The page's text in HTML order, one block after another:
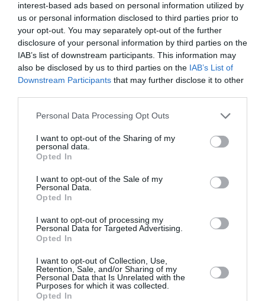
interest-based ads based on personal information utilized by
us or personal information disclosed to third parties prior to
your opt-out. You may separately opt-out of the further
disclosure of your personal information by third parties on the
IAB’s list of downstream participants. This information may
also be disclosed by us to third parties on the IAB’s List of
Downstream Participants that may further disclose it to other
Personal Data Processing Opt Outs
I want to opt-out of the Sharing of my
personal data.
Opted In
I want to opt-out of the Sale of my
Personal Data.
Opted In
I want to opt-out of processing my
Personal Data for Targeted Advertising.
Opted In
I want to opt-out of Collection, Use,
Retention, Sale, and/or Sharing of my
Personal Data that Is Unrelated with the
Purposes for which it was collected.
Opted In
Πώς να δημιουργήσετε τα πιο
κομψά office look του μήνα: Ένας
By Μαρία Μπουρλέσσα